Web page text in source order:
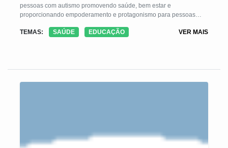
pessoas com autismo promovendo saúde, bem estar e
proporcionando empoderamento e protagonismo para pessoas
comunidade. A metodologia consiste em quatro etapas:
grupos para devolutivas sobre a evolução da pessoa com autismo
TEMAS: SAÚDE EDUCAÇÃO VER MAIS